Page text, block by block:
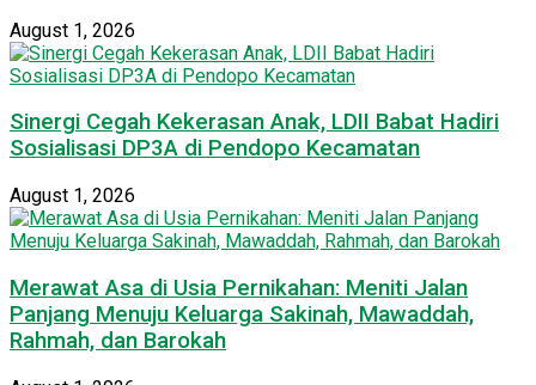
August 1, 2026
Sinergi Cegah Kekerasan Anak, LDII Babat Hadiri
Sosialisasi DP3A di Pendopo Kecamatan
August 1, 2026
Merawat Asa di Usia Pernikahan: Meniti Jalan
Panjang Menuju Keluarga Sakinah, Mawaddah,
Rahmah, dan Barokah